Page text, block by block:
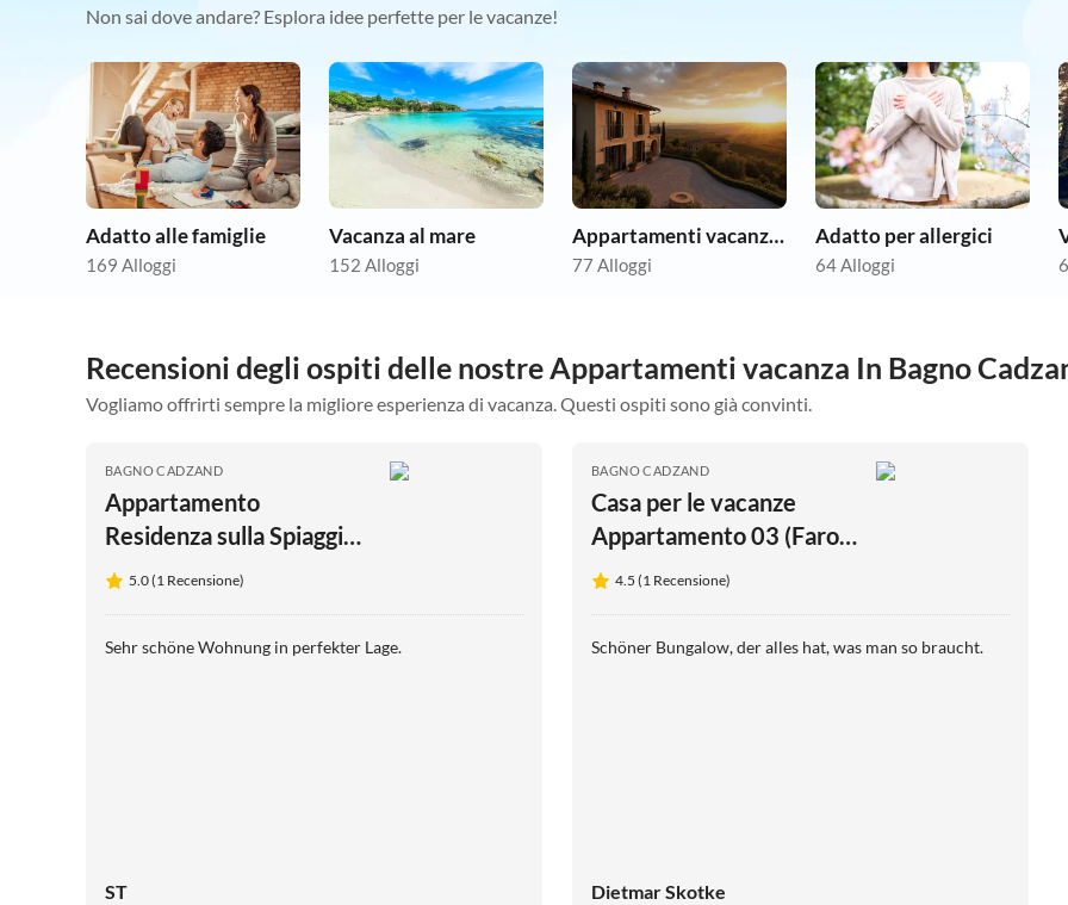
Non sai dove andare? Esplora idee perfette per le vacanze!
Adatto alle famiglie
169 Alloggi
Vacanza al mare
152 Alloggi
Appartamenti vacanze economici
77 Alloggi
Adatto per allergici
64 Alloggi
Recensioni degli ospiti delle nostre Appartamenti vacanza In Bagno
Vogliamo offrirti sempre la migliore esperienza di vacanza. Questi ospiti sono già convinti.
BAGNO CADZAND
Appartamento
Residenza sulla Spiaggia
B001
5.0 (1 Recensione)
Sehr schöne Wohnung in perfekter Lage.
ST
BAGNO CADZAND
Casa per le vacanze
Appartamento 03 (Faro
Greenpark)
4.5 (1 Recensione)
Schöner Bungalow, der alles hat, was man so braucht.
Dietmar Skotke